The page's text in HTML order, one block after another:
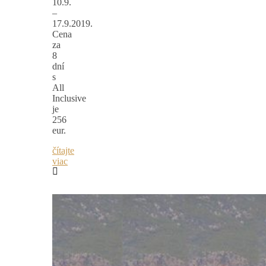
–
17.9.2019.
Cena
za
8
dní
s
All
Inclusive
je
256
eur.
čítajte
viac